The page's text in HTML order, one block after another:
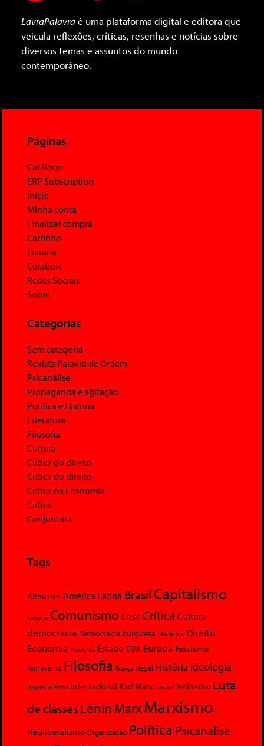
LavraPalavraé uma plataforma digital e editora que
veicula reflexões, críticas, resenhas e notícias sobre
diversos temas e assuntos do mundo
contemporâneo.
Páginas
Catálogo
ERP Subscription
Início
Minha conta
Finalizar compra
Carrinho
Livraria
Colabore
Redes Sociais
Sobre
Categorias
Sem categoria
Revista Palavra de Ordem
Psicanálise
Propaganda e agitação
Política e História
Literatura
Filosofia
Cultura
Crítica do direito
Crítica do direito
Crítica da Economia
Crítica
Conjuntura
Tags
Althusser América Latina Brasil Capitalismo
Cinema Comunismo Crise Crítica Cultura
democracia Democracia burguesa Dialética Direito
Economia Esquerda Estado EUA Europa Fascismo
feminismo Filosofia França Hegel História Ideologia
Imperialismo Internacional Karl Marx Lacan leninismo Luta
de classesLênin MarxMarxismo
Neoliberalismo Organização Política Psicanalise